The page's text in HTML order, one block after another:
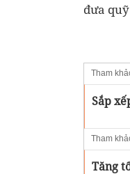
đưa
Tham
Sắp
Tham
Tăng